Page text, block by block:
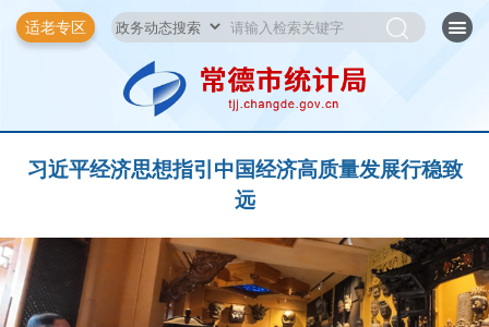
适老专区
习近平经济思想指引中国经济高质量发展行稳致
远